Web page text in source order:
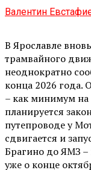
Валентин
В Ярославле
трамвайного
неоднократно
конца 2026 года.
– как минимум на
планируется
путепроводе у
сдвигается и
Брагино до ЯМЗ –
уже о конце